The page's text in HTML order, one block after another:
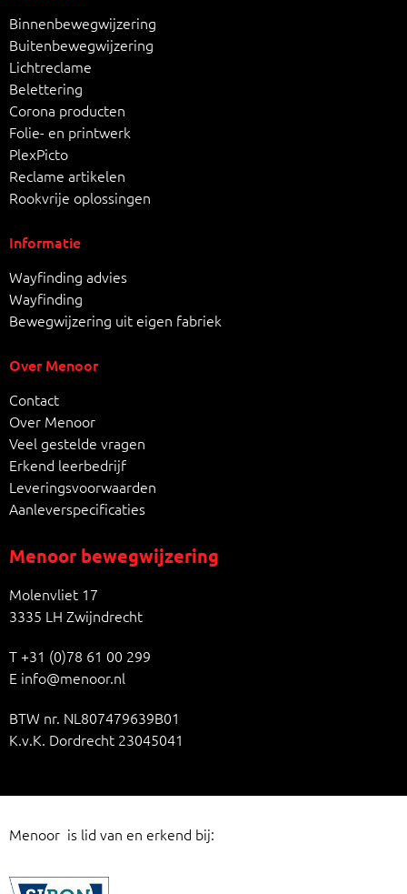
Binnenbewegwijzering
Buitenbewegwijzering
Lichtreclame
Belettering
Corona producten
Folie- en printwerk
PlexPicto
Reclame artikelen
Rookvrije oplossingen
Informatie
Wayfinding advies
Wayfinding
Bewegwijzering uit eigen fabriek
Over Menoor
Contact
Over Menoor
Veel gestelde vragen
Erkend leerbedrijf
Leveringsvoorwaarden
Aanleverspecificaties
Menoor bewegwijzering
Molenvliet 17
3335 LH Zwijndrecht
T+31 (0)78 61 00 299
E info@menoor.nl
BTW nr. NL807479639B01
K.v.K. Dordrecht 23045041
Menoor is lid van en erkend bij: